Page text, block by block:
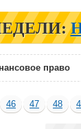
право
46 47 48